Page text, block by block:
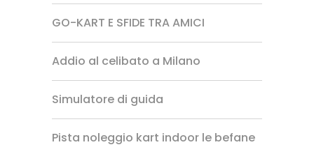
GO-KART E SFIDE TRA AMICI
Addio al celibato a Milano
Simulatore di guida
Pista noleggio kart indoor le befane